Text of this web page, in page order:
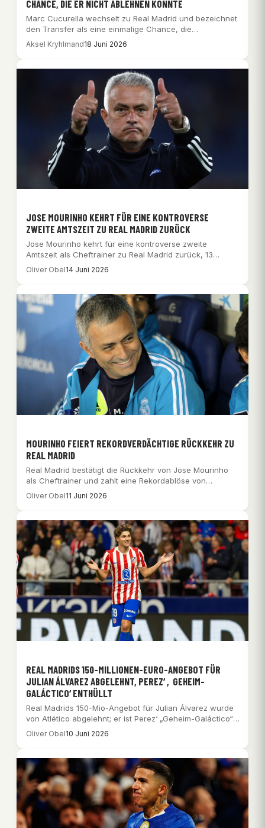
CHANCE, DIE ER NICHT ABLEHNEN KONNTE
Marc Cucurella wechselt zu Real Madrid und bezeichnet
den Transfer als eine einmalige Chance, die…
Aksel Kryhlmand18 Juni 2026
JOSE MOURINHO KEHRT FÜR EINE KONTROVERSE
ZWEITE AMTSZEIT ZU REAL MADRID ZURÜCK
Jose Mourinho kehrt für eine kontroverse zweite
Amtszeit als Cheftrainer zu Real Madrid zurück, 13…
Oliver Obel14 Juni 2026
MOURINHO FEIERT REKORDVERDÄCHTIGE RÜCKKEHR ZU
REAL MADRID
Real Madrid bestätigt die Rückkehr von Jose Mourinho
als Cheftrainer und zahlt eine Rekordablöse von…
Oliver Obel11 Juni 2026
REAL MADRIDS 150-MILLIONEN-EURO-ANGEBOT FÜR
JULIAN ÁLVAREZ ABGELEHNT, PEREZ‘ ‚GEHEIM-
GALÁCTICO‘ ENTHÜLLT
Real Madrids 150-Mio-Angebot für Julian Álvarez wurde
von Atlético abgelehnt; er ist Perez‘ „Geheim-Galáctico“.
Trainer…
Oliver Obel10 Juni 2026